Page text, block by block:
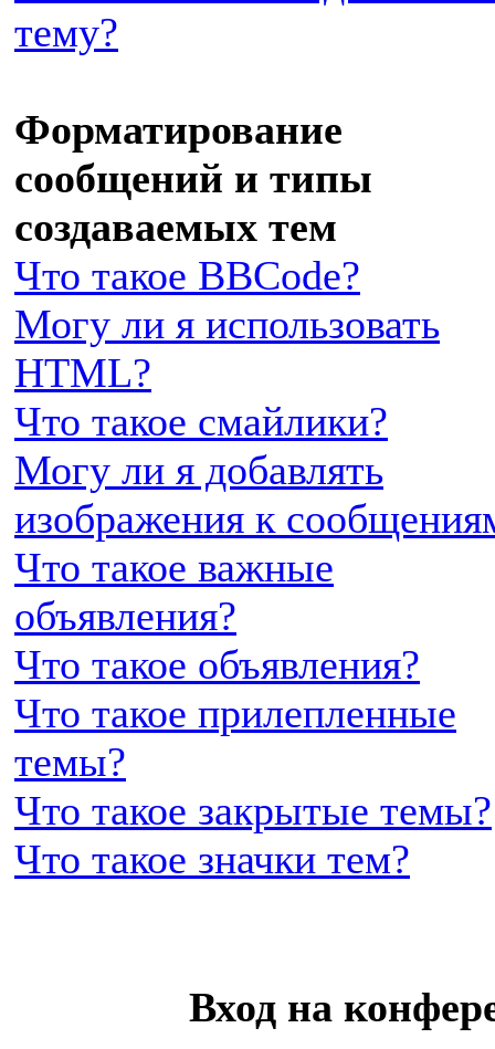
тему?
Форматирование
сообщений и типы
создаваемых тем
Что такое BBCode?
Могу ли я использовать
HTML?
Что такое смайлики?
Могу ли я добавлять
изображения к
Что такое важные
объявления?
Что такое объявления?
Что такое прилепленные
темы?
Что такое закрытые темы?
Что такое значки тем?
Вход на